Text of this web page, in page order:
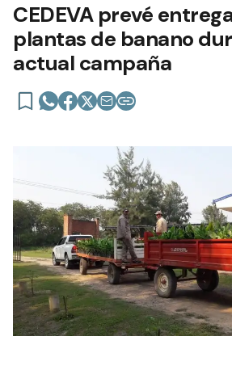
CEDEVA prevé
plantas de banano
actual campaña